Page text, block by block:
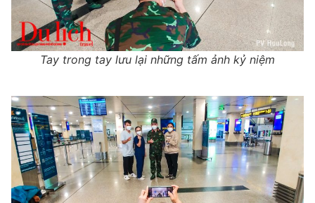
Tay trong tay lưu lại những tấm ảnh kỷ niệm